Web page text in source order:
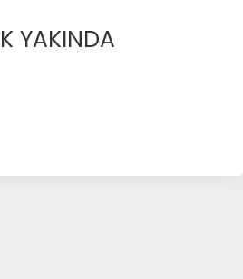
YAKINDA